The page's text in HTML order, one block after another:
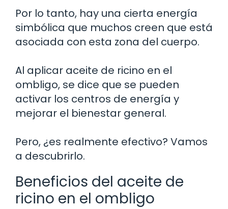
Por lo tanto, hay una cierta energía
simbólica que muchos creen que está
asociada con esta zona del cuerpo.
Al aplicar aceite de ricino en el
ombligo, se dice que se pueden
activar los centros de energía y
mejorar el bienestar general.
Pero, ¿es realmente efectivo? Vamos
a descubrirlo.
Beneficios del aceite de
ricino en el ombligo